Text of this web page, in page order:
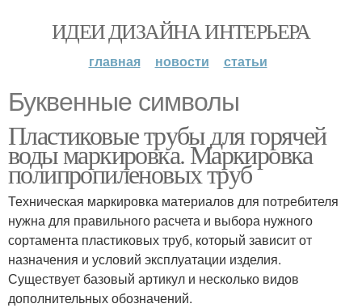
ИДЕИ ДИЗАЙНА ИНТЕРЬЕРА
главная новости статьи
Буквенные символы
Пластиковые трубы для горячей
воды маркировка. Маркировка
полипропиленовых труб
Техническая маркировка материалов для потребителя
нужна для правильного расчета и выбора нужного
сортамента пластиковых труб, который зависит от
назначения и условий эксплуатации изделия.
Существует базовый артикул и несколько видов
дополнительных обозначений.